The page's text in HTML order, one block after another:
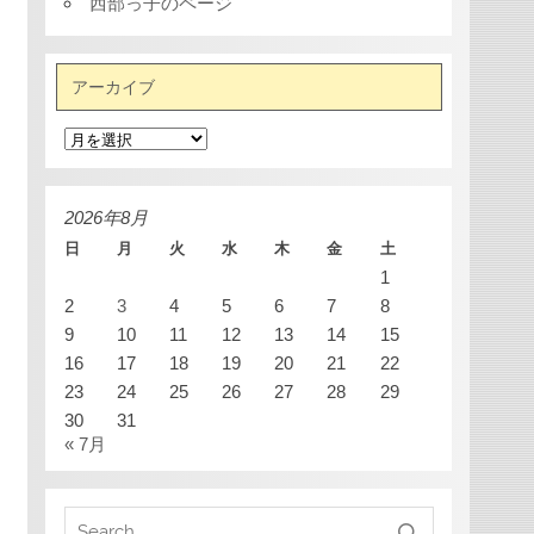
アーカイブ
ア
ー
カ
イ
ブ
2026年8月
日 月 火 水 木 金 土
1
2
3 4 5 6 7
8
9
10 11 12 13 14
15
16
17 18 19 20 21
22
23
24 25 26 27 28
29
30
31
« 7月